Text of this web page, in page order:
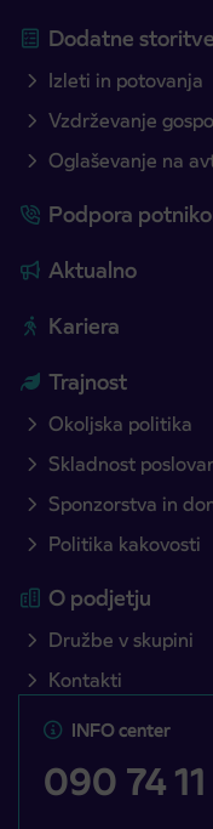
Dodatne storitve
Izleti in potovanja
Vzdrževanje
Oglaševanje na
Podpora
Aktualno
Kariera
Trajnost
Okoljska politika
Skladnost
Sponzorstva in
Politika kakovosti
O podjetju
Družbe v skupini
Kontakti
INFO center
090 74 11